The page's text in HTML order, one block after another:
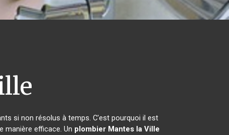
si non résolus à temps. C'est pourquoi il est
manière efficace. Un plombier Mantes la Ville